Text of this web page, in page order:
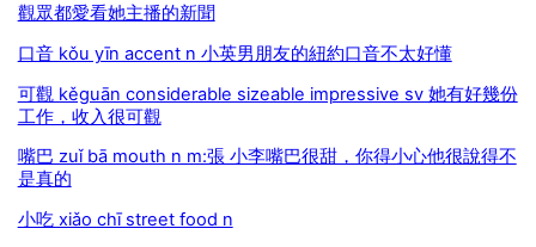
觀眾都愛看她主播的新聞
口音 kǒu yīn accent n 小英男朋友的紐約口音不太好懂
可觀 kěguān considerable sizeable impressive sv 她有好幾份
工作，收入很可觀
嘴巴 zuǐ bā mouth n m:張 小李嘴巴很甜，你得小心他很說得不
是真的
小吃 xiǎo chī street food n